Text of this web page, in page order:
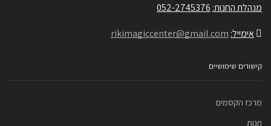
מנהלת החנות: 052-2745376
אימייל: rikimagiccenter@gmail.com
קישורים שימושיים
מרכז הקסמים
חנות